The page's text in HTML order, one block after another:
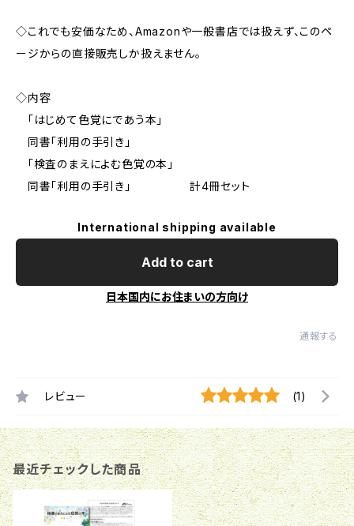
◇これでも安価なため、Amazonや一般書店では扱えず、このペ
ージからの直接販売しか扱えません。
◇内容
「はじめて色覚にであう本」
同書「利用の手引き」
「検査のまえによむ色覚の本」
同書「利用の手引き」 計4冊セット
International shipping available
Add to cart
日本国内にお住まいの方向け
通報する
レビュー (1)
最近チェックした商品